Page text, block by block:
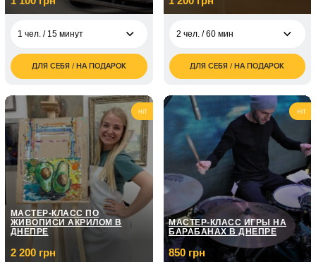
1 чел. / 15 минут
1 100
грн
2 чел. / 15 минут
2 200
грн
1 чел. / 30 минут
2 100
грн
2 чел. / 30 минут
4 200
грн
ДЛЯ СЕБЯ / НА ПОДАРОК
2 чел. / 60 мин
1 200
грн
4 чел. / 60 мин
2 400
грн
3 чел. /
1 800
грн
ДЛЯ СЕБЯ / НА ПОДАРОК
HIT
МАСТЕР-КЛАСС ПО
ЖИВОПИСИ АКРИЛОМ В
ДНЕПРЕ
2 200 грн
HIT
МАСТЕР-КЛАСС ИГРЫ НА
БАРАБАНАХ В ДНЕПРЕ
850 грн